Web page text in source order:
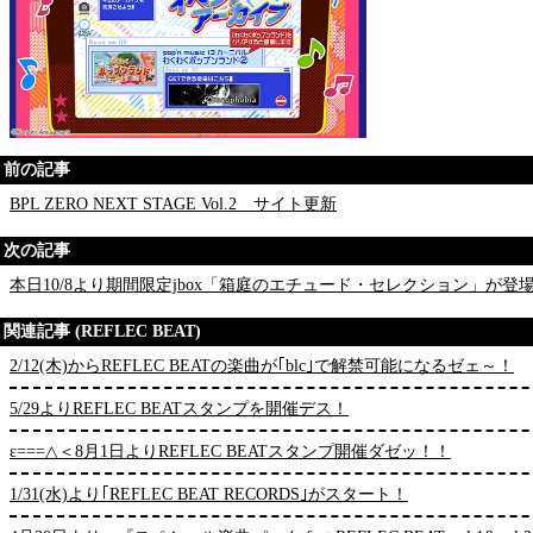
前の記事
BPL ZERO NEXT STAGE Vol.2 サイト更新
次の記事
本日10/8より期間限定jbox「箱庭のエチュード・セレクション」が登
関連記事 (REFLEC BEAT)
2/12(木)からREFLEC BEATの楽曲が｢blc｣で解禁可能になるゼェ～！
5/29よりREFLEC BEATスタンプを開催デス！
ε===△＜8月1日よりREFLEC BEATスタンプ開催ダゼッ！！
1/31(水)より｢REFLEC BEAT RECORDS｣がスタート！